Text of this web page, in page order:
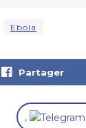
Ebola
Partager
,